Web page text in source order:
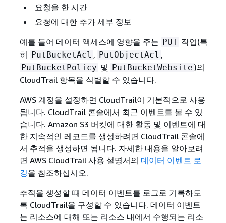
요청을 한 시간
요청에 대한 추가 세부 정보
예를 들어 데이터 액세스에 영향을 주는 PUT 작업(특
히 PutBucketAcl , PutObjectAcl ,
PutBucketPolicy 및 PutBucketWebsite )의
CloudTrail 항목을 식별할 수 있습니다.
AWS 계정을 설정하면 CloudTrail이 기본적으로 사용
됩니다. CloudTrail 콘솔에서 최근 이벤트를 볼 수 있
습니다. Amazon S3 버킷에 대한 활동 및 이벤트에 대
한 지속적인 레코드를 생성하려면 CloudTrail 콘솔에
서 추적을 생성하면 됩니다. 자세한 내용을 알아보려
면 AWS CloudTrail 사용 설명서의 데이터 이벤트 로
깅을 참조하십시오.
추적을 생성할 때 데이터 이벤트를 로그로 기록하도
록 CloudTrail을 구성할 수 있습니다. 데이터 이벤트
는 리소스에 대해 또는 리소스 내에서 수행되는 리소